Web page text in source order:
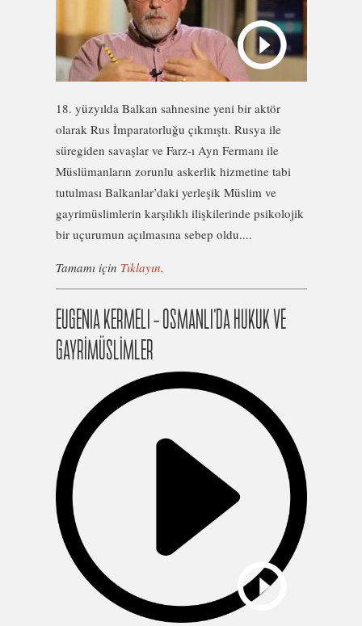
18. yüzyılda Balkan sahnesine yeni bir aktör
olarak Rus İmparatorluğu çıkmıştı. Rusya ile
süregiden savaşlar ve Farz-ı Ayn Fermanı ile
Müslümanların zorunlu askerlik hizmetine tabi
tutulması Balkanlar’daki yerleşik Müslim ve
gayrimüslimlerin karşılıklı ilişkilerinde psikolojik
bir uçurumun açılmasına sebep oldu....
Tamamı için Tıklayın.
EUGENIA KERMELI – OSMANLI’DA HUKUK VE
GAYRİMÜSLİMLER